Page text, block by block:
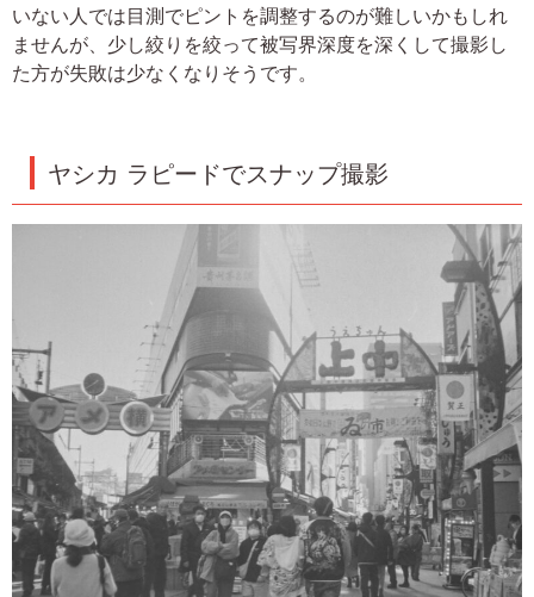
いない人では目測でピントを調整するのが難しいかもしれ
ませんが、少し絞りを絞って被写界深度を深くして撮影し
た方が失敗は少なくなりそうです。
ヤシカ ラピードでスナップ撮影